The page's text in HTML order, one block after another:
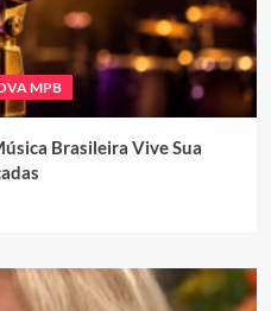
MPB
Brasileira Vive Sua